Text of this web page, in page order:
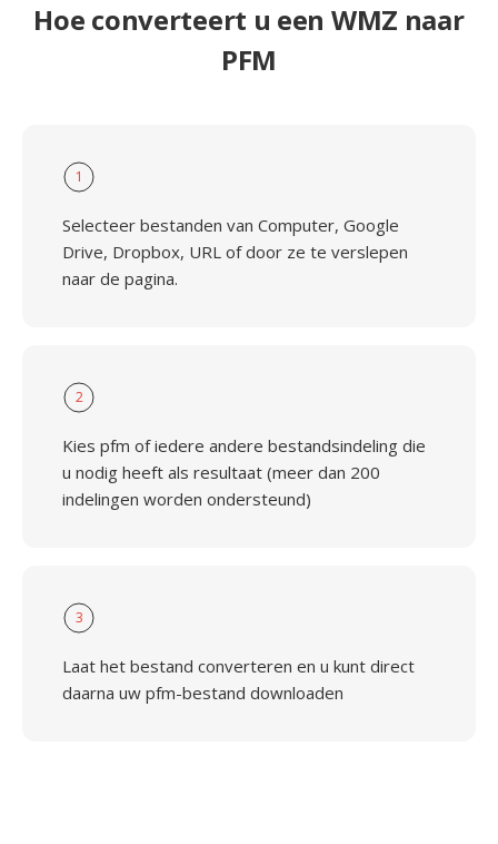
Hoe converteert u een WMZ naar
PFM
1
Selecteer bestanden van Computer, Google
Drive, Dropbox, URL of door ze te verslepen
naar de pagina.
2
Kies pfm of iedere andere bestandsindeling die
u nodig heeft als resultaat (meer dan 200
indelingen worden ondersteund)
3
Laat het bestand converteren en u kunt direct
daarna uw pfm-bestand downloaden